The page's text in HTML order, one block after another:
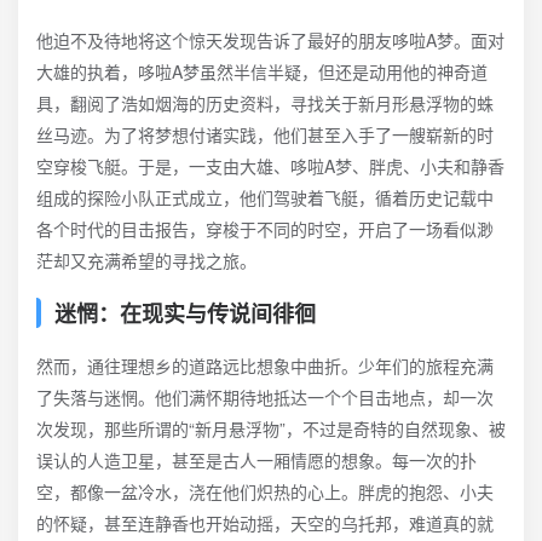
他迫不及待地将这个惊天发现告诉了最好的朋友哆啦A梦。面对
大雄的执着，哆啦A梦虽然半信半疑，但还是动用他的神奇道
具，翻阅了浩如烟海的历史资料，寻找关于新月形悬浮物的蛛
丝马迹。为了将梦想付诸实践，他们甚至入手了一艘崭新的时
空穿梭飞艇。于是，一支由大雄、哆啦A梦、胖虎、小夫和静香
组成的探险小队正式成立，他们驾驶着飞艇，循着历史记载中
各个时代的目击报告，穿梭于不同的时空，开启了一场看似渺
茫却又充满希望的寻找之旅。
迷惘：在现实与传说间徘徊
然而，通往理想乡的道路远比想象中曲折。少年们的旅程充满
了失落与迷惘。他们满怀期待地抵达一个个目击地点，却一次
次发现，那些所谓的“新月悬浮物”，不过是奇特的自然现象、被
误认的人造卫星，甚至是古人一厢情愿的想象。每一次的扑
空，都像一盆冷水，浇在他们炽热的心上。胖虎的抱怨、小夫
的怀疑，甚至连静香也开始动摇，天空的乌托邦，难道真的就